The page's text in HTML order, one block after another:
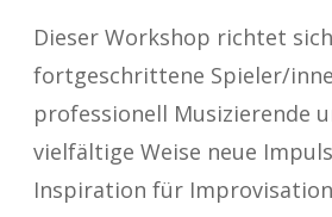
Dieser Workshop richtet
fortgeschrittene Spieler/
professionell Musizierende
vielfältige Weise neue
Inspiration für